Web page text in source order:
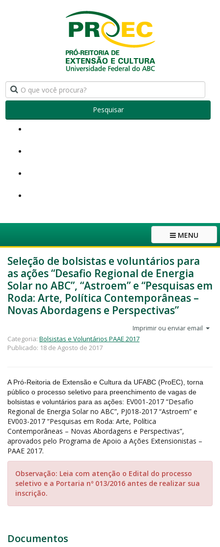
Pesquisar
MENU
Seleção de bolsistas e voluntários para
as ações “Desafio Regional de Energia
Solar no ABC”, “Astroem” e “Pesquisas em
Roda: Arte, Política Contemporâneas –
Novas Abordagens e Perspectivas”
Imprimir ou enviar email
Categoria: Bolsistas e Voluntários PAAE 2017
Publicado: 18 de Agosto de 2017
A Pró-Reitoria de Extensão e Cultura da UFABC (ProEC), torna
público o processo seletivo para preenchimento de vagas de
bolsistas e voluntários para as ações: EV001-2017 “Desafio
Regional de Energia Solar no ABC”, PJ018-2017 “Astroem” e
EV003-2017 “Pesquisas em Roda: Arte, Política
Contemporâneas – Novas Abordagens e Perspectivas”,
aprovados pelo Programa de Apoio a Ações Extensionistas –
PAAE 2017.
Observação: Leia com atenção o Edital do processo
seletivo e a Portaria nº 013/2016 antes de realizar sua
inscrição.
Documentos